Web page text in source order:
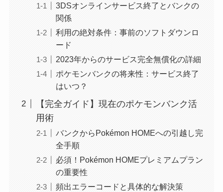
3DSオンラインサービス終了とバンクの
関係
利用の絶対条件：事前のソフトダウンロ
ード
2023年からのサービス完全無償化の詳細
ポケモンバンクの将来性：サービス終了
はいつ？
【完全ガイド】現在のポケモンバンク活
用術
バンクからPokémon HOMEへの引越し完
全手順
必須！Pokémon HOMEプレミアムプラン
の重要性
頻出エラーコードと具体的な解決策